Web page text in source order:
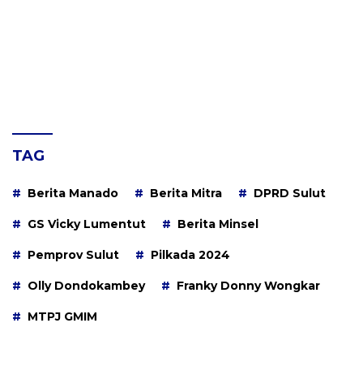
TAG
Berita Manado Berita Mitra DPRD Sulut
GS Vicky Lumentut Berita Minsel
Pemprov Sulut Pilkada 2024
Olly Dondokambey Franky Donny Wongkar
MTPJ GMIM